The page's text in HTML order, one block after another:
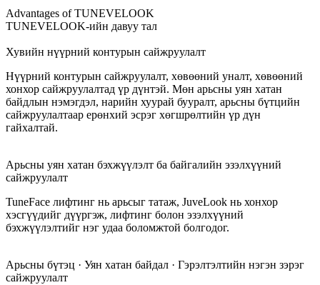
Advantages of TUNEVELOOK
TUNEVELOOK-ийн давуу тал
Хувийн нүүрний контурын сайжруулалт
Нүүрний контурын сайжруулалт, хөвөөний уналт, хөвөөний
хонхор сайжруулалтад үр дүнтэй. Мөн арьсны уян хатан
байдлын нэмэгдэл, нарийн хуурай бууралт, арьсны бүтцийн
сайжруулалтаар ерөнхий эсрэг хөгшрөлтийн үр дүн
гайхалтай.
Арьсны уян хатан бэхжүүлэлт ба байгалийн эзэлхүүний
сайжруулалт
TuneFace лифтинг нь арьсыг татаж, JuveLook нь хонхор
хэсгүүдийг дүүргэж, лифтинг болон эзэлхүүний
бэхжүүлэлтийг нэг удаа боломжтой болгодог.
Арьсны бүтэц · Уян хатан байдал · Гэрэлтэлтийн нэгэн зэрэг
сайжруулалт